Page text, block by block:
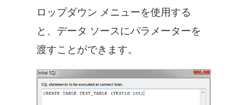
ロップダウン メニューを使用する
と、データ ソースにパラメーターを
渡すことができます。